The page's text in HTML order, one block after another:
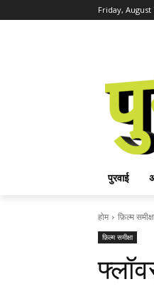
Friday, August
पुरवाई
होम फ़िल्म
फ़िल्म समीक्षा